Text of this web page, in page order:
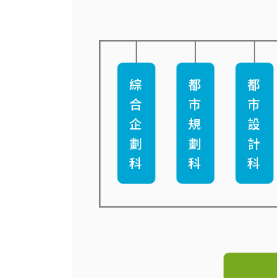
綜
合
企
劃
科
都
市
規
劃
科
都
市
設
計
科